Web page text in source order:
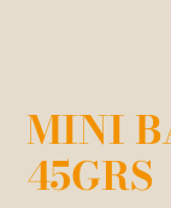
MINI
45GRS